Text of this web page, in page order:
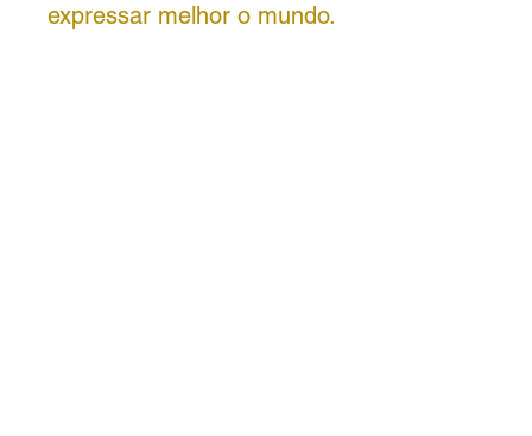
expressar melhor o mundo.